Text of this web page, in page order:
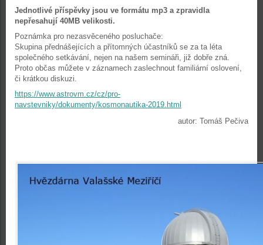
Jednotlivé příspěvky jsou ve formátu mp3 a zpravidla
nepřesahují 40MB velikosti.
Poznámka pro nezasvěceného posluchače:
Skupina přednášejících a přítomných účastníků se za ta léta
společného setkávání, nejen na našem semináři, již dobře zná.
Proto občas můžete v záznamech zaslechnout familiární oslovení,
či krátkou diskuzi.
https://www.astrovm.cz/cz/pro-
navstevniky/dokumenty/kosmonautika-2019.html
autor: Tomáš Pečiva